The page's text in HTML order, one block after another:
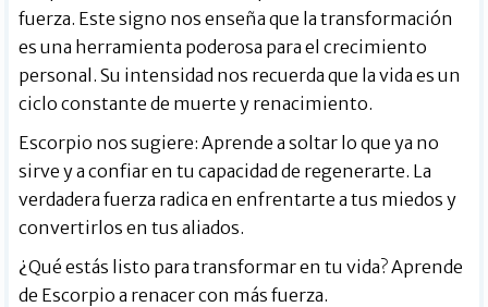
fuerza. Este signo nos enseña que la transformación
es una herramienta poderosa para el crecimiento
personal. Su intensidad nos recuerda que la vida es un
ciclo constante de muerte y renacimiento.
Escorpio nos sugiere: Aprende a soltar lo que ya no
sirve y a confiar en tu capacidad de regenerarte. La
verdadera fuerza radica en enfrentarte a tus miedos y
convertirlos en tus aliados.
¿Qué estás listo para transformar en tu vida? Aprende
de Escorpio a renacer con más fuerza.